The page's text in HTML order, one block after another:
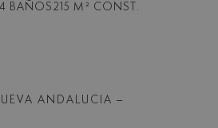
4 BAÑOS 215 M² CONST.
ANDALUCIA –